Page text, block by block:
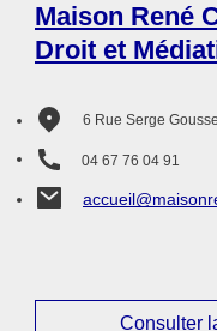
Maison René
Droit et
6 Rue Serge
04 67 76 04 91
Consulter